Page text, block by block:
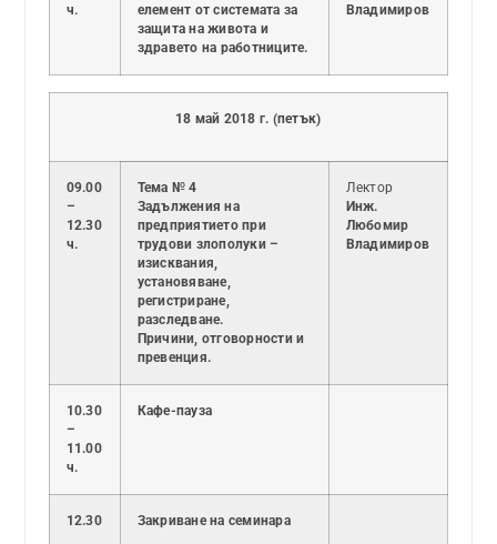
ч.
елемент от системата за
защита на живота и
здравето на работниците.
Владимиров
18 май 2018 г. (петък)
09.00
–
12.30
ч.
Тема № 4
Задължения на
предприятието при
трудови злополуки –
изисквания,
установяване,
регистриране,
разследване.
Причини, отговорности и
превенция.
Лектор
Инж.
Любомир
Владимиров
10.30
–
11.00
ч.
Кафе-пауза
12.30 Закриване на семинара